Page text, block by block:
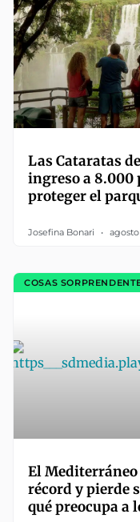
Las Cataratas
ingreso a 8.000
proteger el
Josefina Bonari
COSAS
El
récord y pierde
qué preocupa a